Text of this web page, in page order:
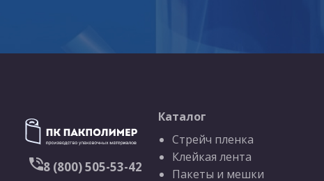
8 (800) 505-53-42
Каталог
Стрейч пленка
Клейкая лента
Пакеты и мешки